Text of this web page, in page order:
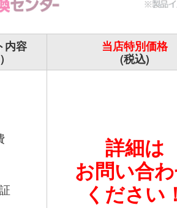
内容
当店特別価格
(税込)
詳細は
お問い合
ください！